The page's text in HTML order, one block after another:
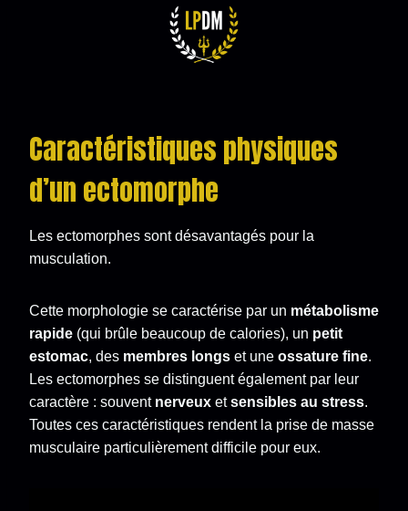
Caractéristiques physiques
d’un ectomorphe
Les ectomorphes sont désavantagés pour la
musculation.
Cette morphologie se caractérise par un métabolisme
rapide (qui brûle beaucoup de calories), un petit
estomac, des membres longs et une ossature fine.
Les ectomorphes se distinguent également par leur
caractère : souvent nerveux etsensibles au stress.
Toutes ces caractéristiques rendent la prise de masse
musculaire particulièrement difficile pour eux.